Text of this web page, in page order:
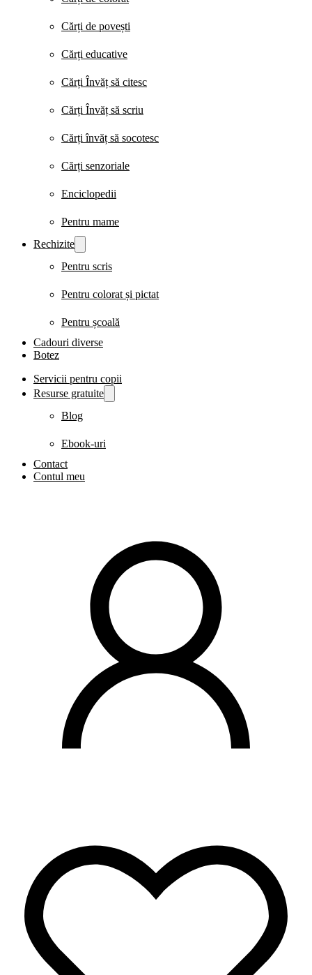
Cărți de povești
Cărți educative
Cărți Învăț să citesc
Cărți Învăț să scriu
Cărți învăț să socotesc
Cărți senzoriale
Enciclopedii
Pentru mame
Rechizite
Pentru scris
Pentru colorat și pictat
Pentru școală
Cadouri diverse
Botez
Servicii pentru copii
Resurse gratuite
Blog
Ebook-uri
Contact
Contul meu